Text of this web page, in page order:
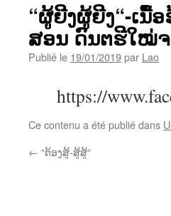
“ຜູ້ຍີງຜູ້ຍີງ“-ເນື້
ສອນ ດົນຕຮີໃໝ່ຈ
Publié le 19/01/2019par Lao
https://
Ce contenu a été publié dans
← “ຕ້ອງສູ້-ສູ້ສູ້“